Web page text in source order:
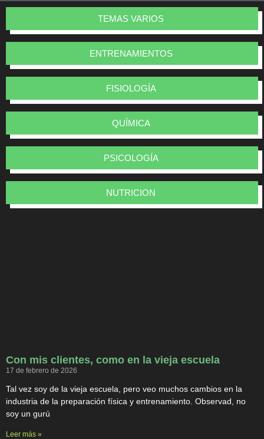
TEMAS VARIOS
ENTRENAMIENTOS
FISIOLOGÍA
QUÍMICA
PSICOLOGÍA
NUTRICION
Con mis clientes, como en la vieja escuela
17 de febrero de 2026
Tal vez soy de la vieja escuela, pero veo muchos cambios en la
industria de la preparación física y entrenamiento. Observad, no
soy un gurú
Leer más »